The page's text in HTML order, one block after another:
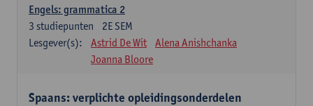
Engels: grammatica 2
2E SEM
3 studiepunten
Lesgever(s):
Astrid De Wit
Alena Anishchanka
Joanna Bloore
Spaans: verplichte opleidingsonderdelen